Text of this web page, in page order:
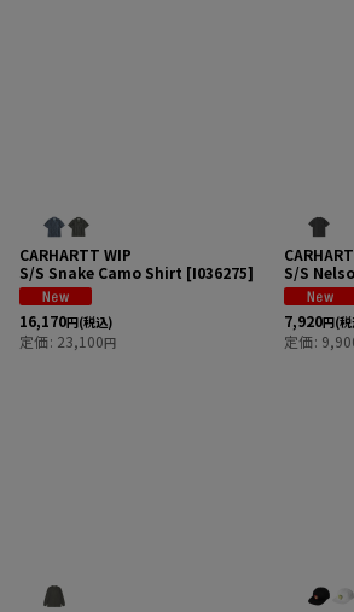
CARHARTT WIP
S/S Snake Camo Shirt [I036275]
16,170円(税込)
定価: 23,100円
S/S
7,920円(
定価: